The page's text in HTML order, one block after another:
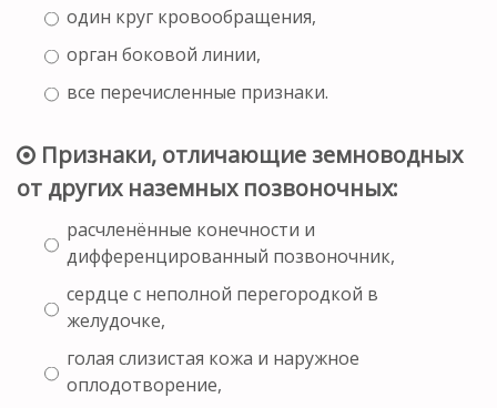
один круг кровообращения,
орган боковой линии,
все перечисленные признаки.
Признаки, отличающие земноводных
от других наземных позвоночных:
расчленённые конечности и
дифференцированный позвоночник,
сердце с неполной перегородкой в
желудочке,
голая слизистая кожа и наружное
оплодотворение,